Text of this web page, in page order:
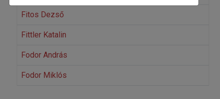
Fitos Dezső
Fittler Katalin
Fodor András
Fodor Miklós